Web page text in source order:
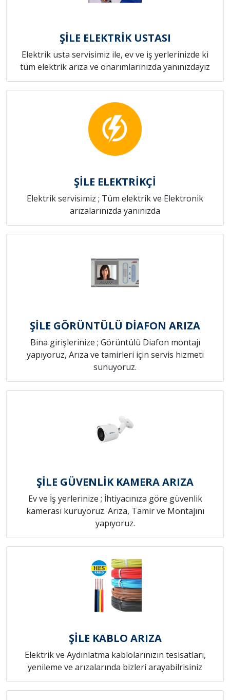
ŞİLE ELEKTRİK USTASI
Elektrik usta servisimiz ile, ev ve iş yerlerinizde ki
tüm elektrik arıza ve onarımlarınızda yanınızdayız
ŞİLE ELEKTRİKÇİ
Elektrik servisimiz ; Tüm elektrik ve Elektronik
arızalarınızda yanınızda
ŞİLE GÖRÜNTÜLÜ DİAFON ARIZA
Bina girişlerinize ; Görüntülü Diafon montajı
yapıyoruz, Arıza ve tamirleri için servis hizmeti
sunuyoruz.
ŞİLE GÜVENLİK KAMERA ARIZA
Ev ve İş yerlerinize ; İhtiyacınıza göre güvenlik
kamerası kuruyoruz. Arıza, Tamir ve Montajını
yapıyoruz.
ŞİLE KABLO ARIZA
Elektrik ve Aydınlatma kablolarınızın tesisatları,
yenileme ve arızalarında bizleri arayabilrisiniz